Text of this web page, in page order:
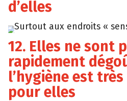
d’elles
YouTube
Surtout aux endroits «
12. Elles ne sont
rapidement
l’hygiène est
pour elles